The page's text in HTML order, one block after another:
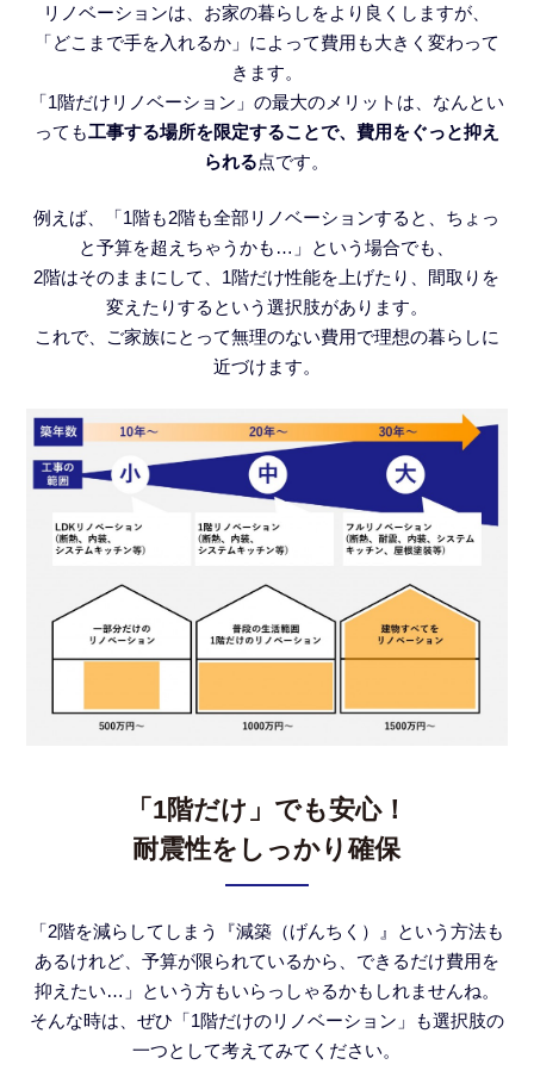
リノベーションは、お家の暮らしをより良くしますが、
「どこまで手を入れるか」によって費用も大きく変わって
きます。
「1階だけリノベーション」の最大のメリットは、なんとい
っても工事する場所を限定することで、費用をぐっと抑え
られる点です。
例えば、「1階も2階も全部リノベーションすると、ちょっ
と予算を超えちゃうかも…」という場合でも、
2階はそのままにして、1階だけ性能を上げたり、間取りを
変えたりするという選択肢があります。
これで、ご家族にとって無理のない費用で理想の暮らしに
近づけます。
「1階だけ」でも安心！
耐震性をしっかり確保
「2階を減らしてしまう『減築（げんちく）』という方法も
あるけれど、予算が限られているから、できるだけ費用を
抑えたい…」という方もいらっしゃるかもしれませんね。
そんな時は、ぜひ「1階だけのリノベーション」も選択肢の
一つとして考えてみてください。